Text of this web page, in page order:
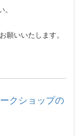
願いいたします。
クショップの